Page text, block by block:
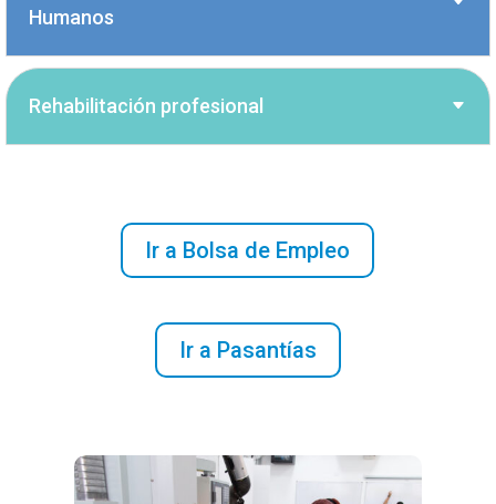
Humanos
Rehabilitación profesional
Ir a Bolsa de Empleo
Ir a Pasantías